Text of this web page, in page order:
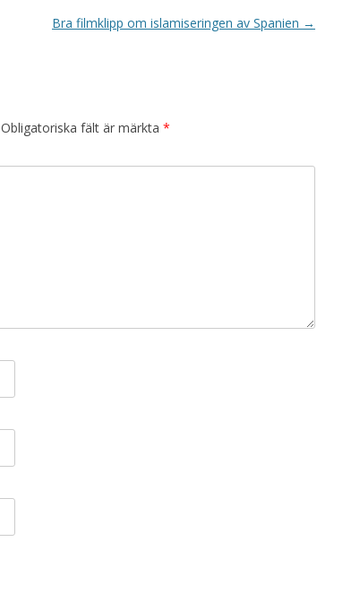
Bra filmklipp om islamiseringen av Spanien →
Obligatoriska fält är märkta *